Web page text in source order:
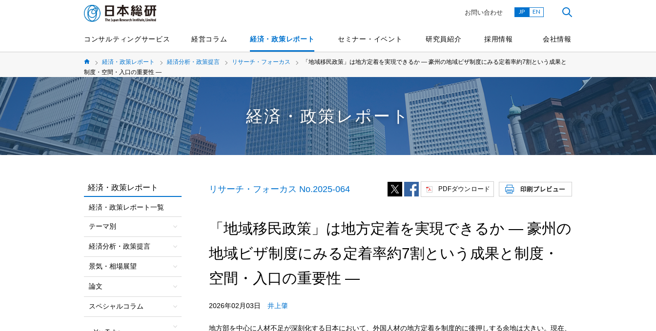
コンサルティングサービス 経営コラム 経済・政策レポート セミナー・イベント 研究員紹介 採用情報 会社情報
お問い合わせ JP EN
経済・政策レポート 経済分析・政策提言 リサーチ・フォーカス
「地域移民政策」は地方定着を実現できるか ― 豪州の地域ビザ制度にみる定着率約7割という成果と
制度・空間・入口の重要性 ―
経済・政策レポート
PDFダウンロード
リサーチ・フォーカス No.2025-064
「地域移民政策」は地方定着を実現できるか ― 豪州の
地域ビザ制度にみる定着率約7割という成果と制度・
空間・入口の重要性 ―
2026年02月03日 井上肇
地方部を中心に人材不足が深刻化する日本において、外国人材の地方定着を制度的に後押しする余地は大きい。現在、
経済・政策レポート
経済・政策レポート一覧
テーマ別
経済分析・政策提言
景気・相場展望
論文
スペシャルコラム